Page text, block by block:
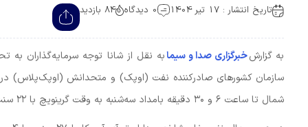
تاریخ انتشار : 17 تیر 1404 0 دیدگاه 84 بازدید
به گزارشخبرگزاری صدا و سیمابه نقل از شانا توجه سرمایه‌گذاران به
شمال تا ساعت ۶ و ۳۰ دقیقه بامداد سه‌شنبه به وقت گرینویچ با ۲۲ سنت یا ۰.۳ درصد کاهش به ۶۹ دلار و ۳۶ سنت برای هر بشکه رسید.